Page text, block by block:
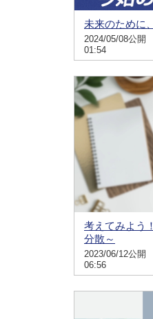
未来のために
2024/05/08公開
01:54
考えてみよう
分散～
2023/06/12公開
06:56